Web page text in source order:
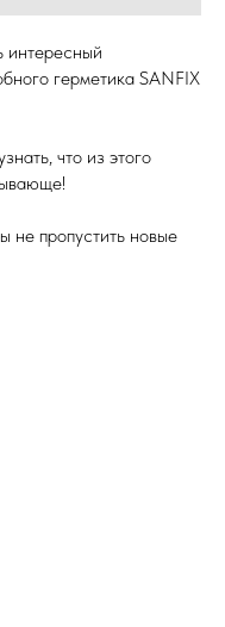
интересный
герметика SANFIX
что из этого
не пропустить новые